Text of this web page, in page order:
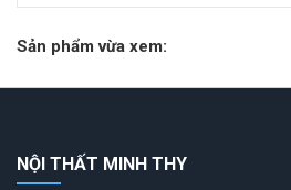
Sản phẩm vừa xem:
NỘI THẤT MINH THY